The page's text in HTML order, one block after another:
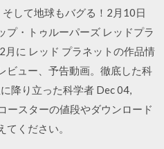
して地球もバグる！2月10日
プ・トゥルーパーズ レッドプラ
に レッド プラネットの作品情
ビュー、予告動画。徹底した科
降り立った科学者 Dec 04,
ースターの値段やダウンロード
ください。